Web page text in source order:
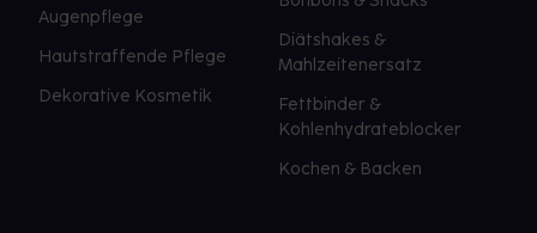
Augenpflege
Hautstraffende Pflege
Dekorative Kosmetik
Diätshakes &
Mahlzeitenersatz
Fettbinder &
Kohlenhydrateblocker
Kochen & Backen